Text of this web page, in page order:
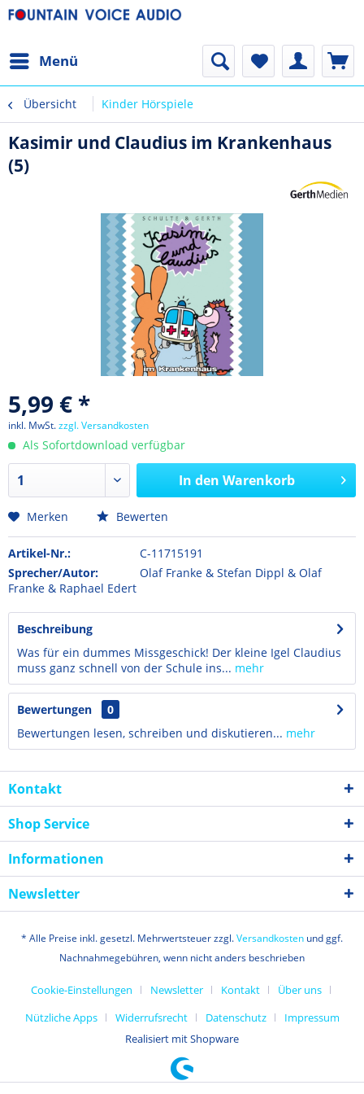
Menü
Übersicht Kinder Hörspiele
Kasimir und Claudius im Krankenhaus
(5)
5,99 € *
inkl. MwSt.zzgl. Versandkosten
Als Sofortdownload verfügbar
In den Warenkorb
Merken Bewerten
Artikel-Nr.:
C-11715191
Sprecher/Autor:
Olaf Franke & Stefan Dippl & Olaf
Franke & Raphael Edert
Beschreibung
Was für ein dummes Missgeschick! Der kleine Igel Claudius
muss ganz schnell von der Schule ins... mehr
Bewertungen
0
Bewertungen lesen, schreiben und diskutieren... mehr
Kontakt
Shop Service
Informationen
Newsletter
* Alle Preise inkl. gesetzl. Mehrwertsteuer zzgl.Versandkosten und ggf.
Nachnahmegebühren, wenn nicht anders beschrieben
Cookie-Einstellungen Newsletter Kontakt
Über uns
Nützliche Apps
Widerrufsrecht Datenschutz
Impressum
Realisiert mit Shopware